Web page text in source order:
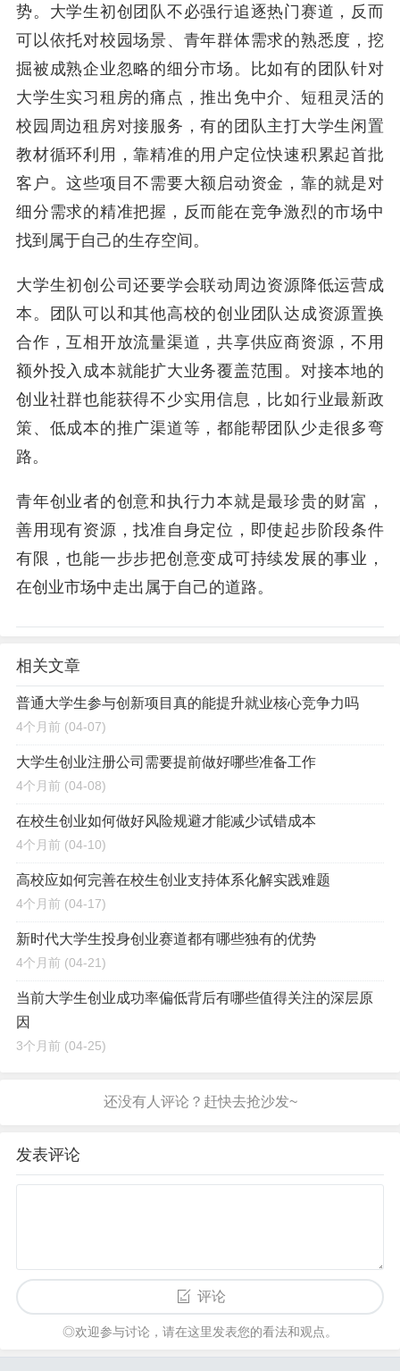
势。大学生初创团队不必强行追逐热门赛道，反而
可以依托对校园场景、青年群体需求的熟悉度，挖
掘被成熟企业忽略的细分市场。比如有的团队针对
大学生实习租房的痛点，推出免中介、短租灵活的
校园周边租房对接服务，有的团队主打大学生闲置
教材循环利用，靠精准的用户定位快速积累起首批
客户。这些项目不需要大额启动资金，靠的就是对
细分需求的精准把握，反而能在竞争激烈的市场中
找到属于自己的生存空间。
大学生初创公司还要学会联动周边资源降低运营成
本。团队可以和其他高校的创业团队达成资源置换
合作，互相开放流量渠道，共享供应商资源，不用
额外投入成本就能扩大业务覆盖范围。对接本地的
创业社群也能获得不少实用信息，比如行业最新政
策、低成本的推广渠道等，都能帮团队少走很多弯
路。
青年创业者的创意和执行力本就是最珍贵的财富，
善用现有资源，找准自身定位，即使起步阶段条件
有限，也能一步步把创意变成可持续发展的事业，
在创业市场中走出属于自己的道路。
相关文章
普通大学生参与创新项目真的能提升就业核心竞争力吗
4个月前 (04-07)
大学生创业注册公司需要提前做好哪些准备工作
4个月前 (04-08)
在校生创业如何做好风险规避才能减少试错成本
4个月前 (04-10)
高校应如何完善在校生创业支持体系化解实践难题
4个月前 (04-17)
新时代大学生投身创业赛道都有哪些独有的优势
4个月前 (04-21)
当前大学生创业成功率偏低背后有哪些值得关注的深层原
因
3个月前 (04-25)
发表评论
评论
◎欢迎参与讨论，请在这里发表您的看法和观点。